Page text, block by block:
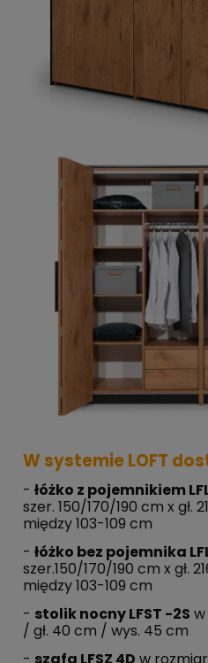
W systemie LOFT
- łóżko z pojemnikiem
szer. 150/170/190 cm x gł.
między 103-109 cm
- łóżko bez pojemnika
szer.150/170/190 cm x gł.
między 103-109 cm
- stolik nocny LFST -2S
/ gł. 40 cm / wys. 45 cm
- szafa LFSZ 4D w